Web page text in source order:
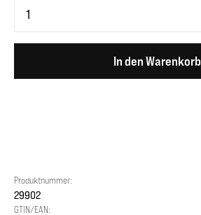
In den Warenkorb
Produktnummer:
29902
GTIN/EAN: